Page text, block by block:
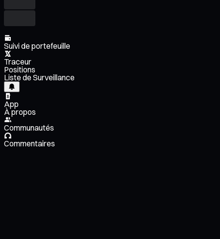
Suivi de portefeuille
Traceur
Positions
Liste de Surveillance
App
À propos
Communautés
Commentaires